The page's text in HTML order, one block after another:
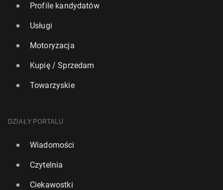
Profile kandydatów
Usługi
Motoryzacja
Kupię / Sprzedam
Towarzyskie
DZIAŁY PORTALU
Wiadomości
Czytelnia
Ciekawostki